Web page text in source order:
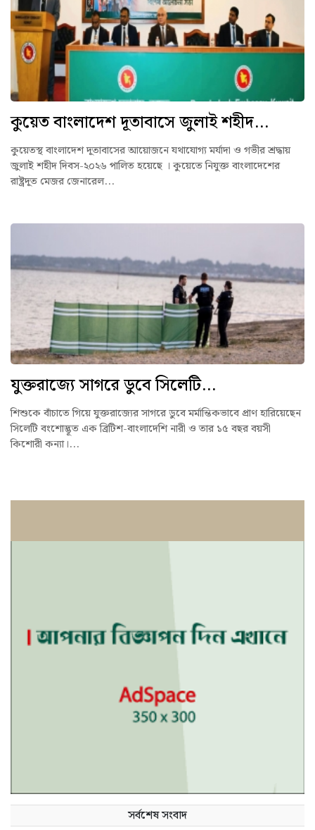
কুয়েত বাংলাদেশ দূতাবাসে জুলাই শহীদ...
কুয়েতস্থ বাংলাদেশ দূতাবাসের আয়োজনে যথাযোগ্য মর্যাদা ও গভীর শ্রদ্ধায়
জুলাই শহীদ দিবস-২০২৬ পালিত হয়েছে । কুয়েতে নিযুক্ত বাংলাদেশের
রাষ্ট্রদূত মেজর জেনারেল...
যুক্তরাজ্যে সাগরে ডুবে সিলেটি...
শিশুকে বাঁচাতে গিয়ে যুক্তরাজ্যের সাগরে ডুবে মর্মান্তিকভাবে প্রাণ হারিয়েছেন
সিলেটি বংশোদ্ভূত এক ব্রিটিশ-বাংলাদেশি নারী ও তার ১৫ বছর বয়সী
কিশোরী কন্যা।...
সর্বশেষ সংবাদ